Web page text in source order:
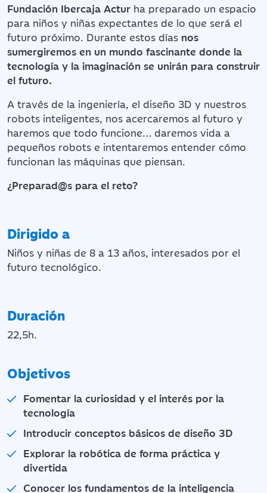
Fundación Ibercaja Actur ha preparado un espacio
para niños y niñas expectantes de lo que será el
futuro próximo. Durante estos días nos
sumergiremos en un mundo fascinante donde la
tecnología y la imaginación se unirán para construir
el futuro.
A través de la ingeniería, el diseño 3D y nuestros
robots inteligentes, nos acercaremos al futuro y
haremos que todo funcione… daremos vida a
pequeños robots e intentaremos entender cómo
funcionan las máquinas que piensan.
¿Preparad@s para el reto?
Dirigido a
Niños y niñas de 8 a 13 años, interesados por el
futuro tecnológico.
Duración
22,5h.
Objetivos
Fomentar la curiosidad y el interés por la
tecnología
Introducir conceptos básicos de diseño 3D
Explorar la robótica de forma práctica y
divertida
Conocer los fundamentos de la inteligencia